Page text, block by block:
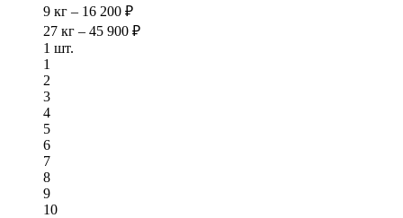
9 кг – 16 200 ₽
27 кг – 45 900 ₽
1 шт.
1
2
3
4
5
6
7
8
9
10